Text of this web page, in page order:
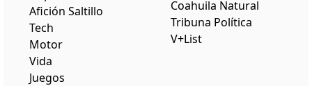
Afición Saltillo
Tech
Motor
Vida
Juegos
Coahuila Natural
Tribuna Política
V+List